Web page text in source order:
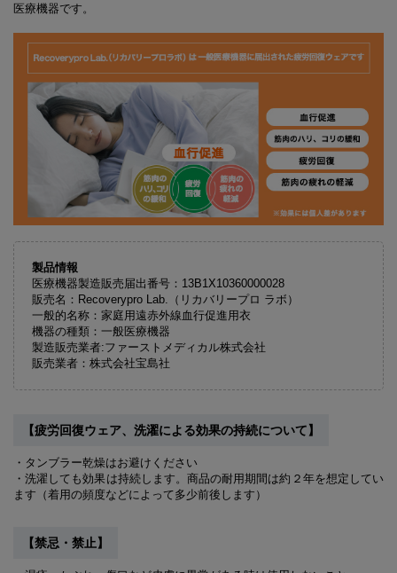
医療機器です。
製品情報
医療機器製造販売届出番号：13B1X10360000028
販売名：Recoverypro Lab.（リカバリープロ ラボ）
一般的名称：家庭用遠赤外線血行促進用衣
機器の種類：一般医療機器
製造販売業者:ファーストメディカル株式会社
販売業者：株式会社宝島社
【疲労回復ウェア、洗濯による効果の持続について】
・タンブラー乾燥はお避けください
・洗濯しても効果は持続します。商品の耐用期間は約２年を想定してい
ます（着用の頻度などによって多少前後します）
【禁忌・禁止】